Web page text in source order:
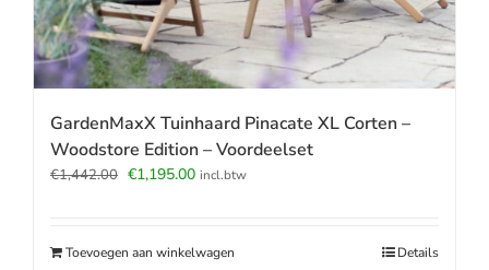
GardenMaxX Tuinhaard Pinacate XL Corten –
Woodstore Edition – Voordeelset
€1,442.00 Oorspronkelijke
€1,195.00Huidige
incl.btw
Toevoegen aan winkelwagen Details